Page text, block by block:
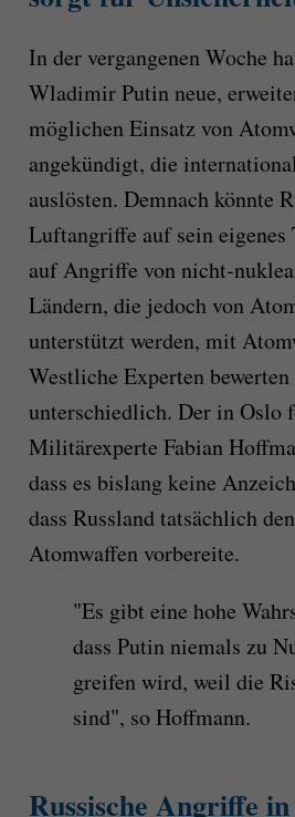
In der vergangenen Woche
Wladimir Putin neue,
möglichen Einsatz von
angekündigt, die
auslösten. Demnach könnte
Luftangriffe auf sein
auf Angriffe von nicht-
Ländern, die jedoch von
unterstützt werden, mit
Westliche Experten
unterschiedlich. Der in Oslo
Militärexperte Fabian
dass es bislang keine
dass Russland tatsächlich
Atomwaffen vorbereite.
"Es gibt eine hohe
dass Putin niemals zu
greifen wird, weil die
sind", so Hoffmann.
Russische Angriffe